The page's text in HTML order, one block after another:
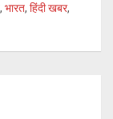
, भारत, हिंदी खबर,